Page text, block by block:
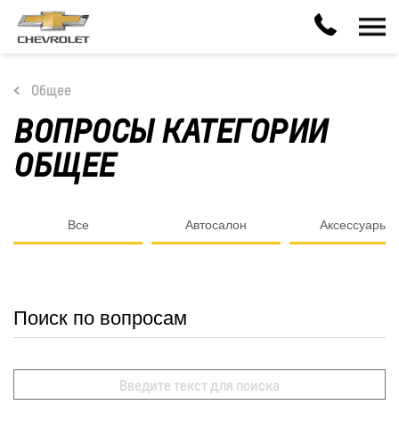
Общее
ВОПРОСЫ КАТЕГОРИИ
ОБЩЕЕ
Все Автосалон Аксессуары
Поиск по вопросам